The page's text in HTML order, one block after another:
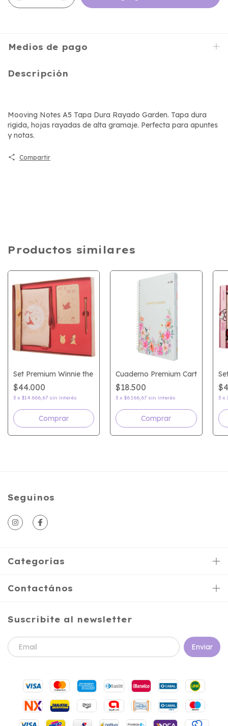
Medios de pago
Descripción
Mooving Notes A5 Tapa Dura Rayado Garden. Tapa dura
rigida, hojas rayadas de alta gramaje. Perfecta para apuntes
y notas.
Compartir
Productos similares
Set Premium Winnie the Pooh
$44.000
3 x $14.666,67 sin interés
Cuaderno Premium Carta
$18.500
3 x$6.166,67 sin interés 3 x
Seguinos
Categorías
Contactános
Suscribite al newsletter